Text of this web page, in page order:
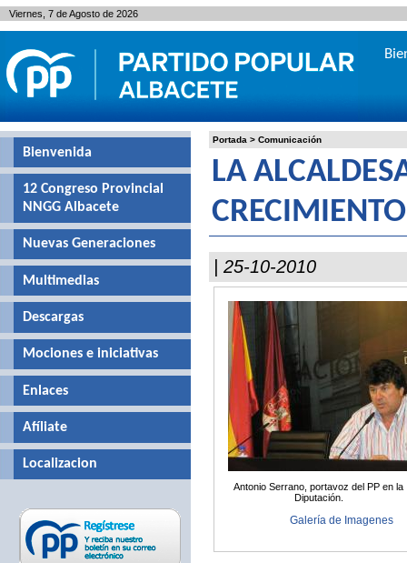
Portada > Comunicación
LA
| 25-10-2010
Antonio Serrano, portavoz del PP en la
Diputación.
Galería de Imagenes
Bienvenida
12 Congreso Provincial
NNGG Albacete
Nuevas Generaciones
Multimedias
Descargas
Mociones e iniciativas
Enlaces
Afíliate
Localizacion
Viernes, 7 de Agosto de 2026